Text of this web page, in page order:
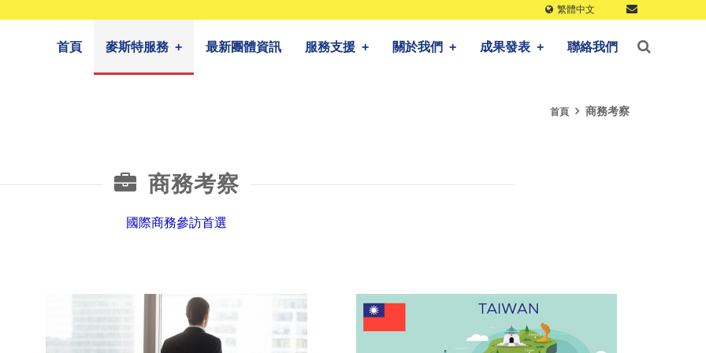
繁體中文
首頁 麥斯特服務 + 最新團體資訊 服務支援 + 關於我們 + 成果發表 + 聯絡我們
首頁 商務考察
商務考察
國際商務參訪首選